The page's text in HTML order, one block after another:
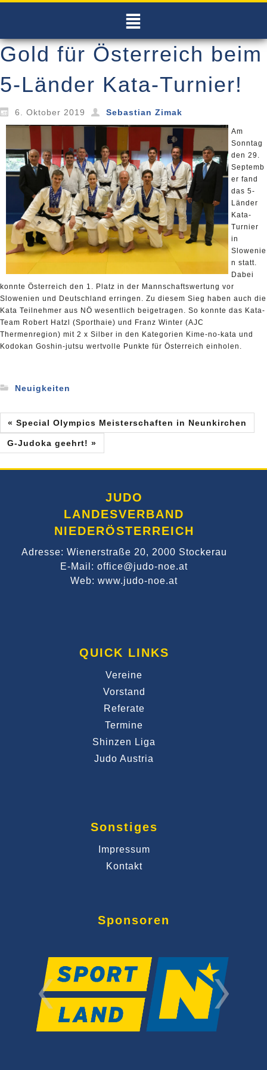
Gold für Österreich beim
5-Länder Kata-Turnier!
6. Oktober 2019 Sebastian Zimak
Am
Sonntag
den 29.
Septemb
er fand
das 5-
Länder
Kata-
Turnier
in
Slowenie
n statt.
Dabei
konnte Österreich den 1. Platz in der Mannschaftswertung vor
Slowenien und Deutschland erringen. Zu diesem Sieg haben auch die
Kata Teilnehmer aus NÖ wesentlich beigetragen. So konnte das Kata-
Team Robert Hatzl (Sporthaie) und Franz Winter (AJC
Thermenregion) mit 2 x Silber in den Kategorien Kime-no-kata und
Kodokan Goshin-jutsu wertvolle Punkte für Österreich einholen.
Neuigkeiten
« Special Olympics Meisterschaften in Neunkirchen
G-Judoka geehrt! »
JUDO
LANDESVERBAND
NIEDERÖSTERREICH
Adresse: Wienerstraße 20, 2000 Stockerau
E-Mail: office@judo-noe.at
Web: www.judo-noe.at
QUICK LINKS
Vereine
Vorstand
Referate
Termine
Shinzen Liga
Judo Austria
Sonstiges
Impressum
Kontakt
Sponsoren